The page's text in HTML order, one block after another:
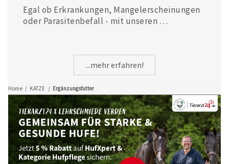
Home / KATZE / Ergänzungsfutter
Egal ob Erkrankungen, Mangelerscheinungen
oder Parasitenbefall - mit unseren
...mehr erfahren!